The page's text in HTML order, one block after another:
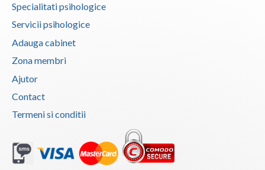
Specialitati psihologice
Servicii psihologice
Adauga cabinet
Zona membri
Ajutor
Contact
Termeni si conditii